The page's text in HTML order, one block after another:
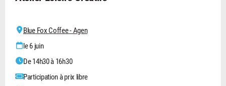
Blue Fox Coffee - Agen
le 6 juin
De 14h30 à 16h30
Participation à prix libre